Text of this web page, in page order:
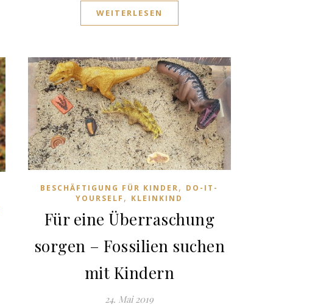
WEITERLESEN
BESCHÄFTIGUNG FÜR KINDER, DO-IT-
YOURSELF , KLEINKIND
Für eine Überraschung
sorgen – Fossilien suchen
mit Kindern
24. Mai 2019